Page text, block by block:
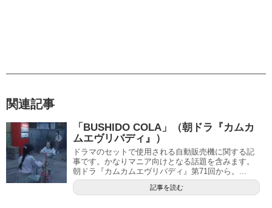
関連記事
「BUSHIDO COLA」（朝ドラ『カムカ
ムエヴリバディ』）
ドラマのセットで使用される自動販売機に関する記
事です。かなりマニア向けとなる話題を含みます。
朝ドラ『カムカムエヴリバディ』第71回から。...
記事を読む